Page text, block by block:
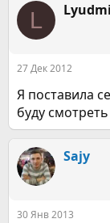
L
27 Дек 2012
Я поставила
буду смотреть
Sajy
30 Янв 2013